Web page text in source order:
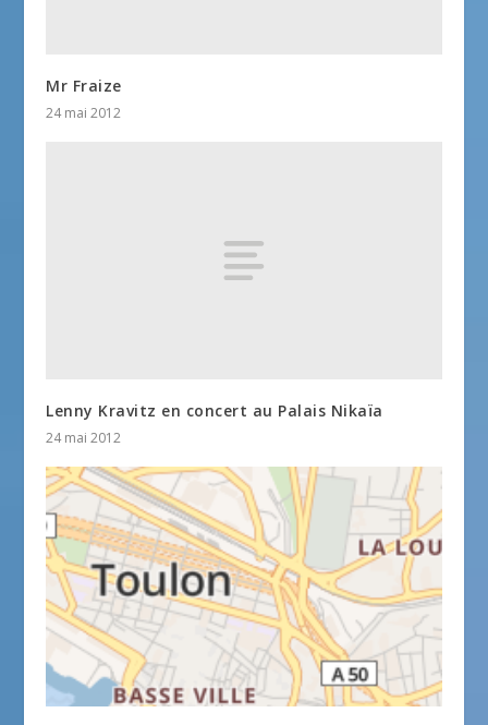
Mr Fraize
24 mai 2012
Lenny Kravitz en concert au Palais Nikaïa
24 mai 2012